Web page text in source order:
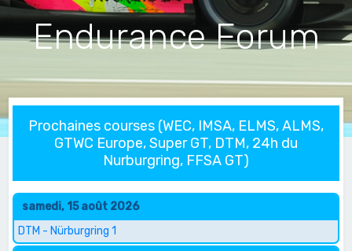
Endurance Forum
Prochaines courses (WEC, IMSA, ELMS, ALMS,
GTWC Europe, Super GT, DTM, 24h du
Nurburgring, FFSA GT)
samedi, 15 août 2026
DTM - Nürburgring 1